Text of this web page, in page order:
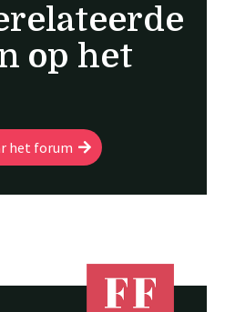
op het
het forum